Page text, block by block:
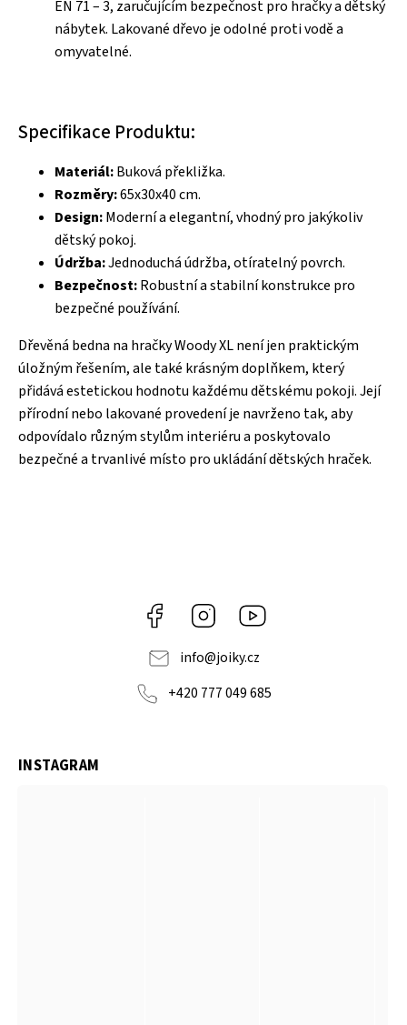
EN 71 – 3, zaručujícím bezpečnost pro hračky a dětský
nábytek. Lakované dřevo je odolné proti vodě a
omyvatelné.
Specifikace Produktu:
Materiál:Buková překližka.
Rozměry:65x30x40 cm.
Design:Moderní a elegantní, vhodný pro jakýkoliv
dětský pokoj.
Údržba:Jednoduchá údržba, otíratelný povrch.
Bezpečnost:Robustní a stabilní konstrukce pro
bezpečné používání.
Dřevěná bedna na hračky Woody XL není jen praktickým
úložným řešením, ale také krásným doplňkem, který
přidává estetickou hodnotu každému dětskému pokoji. Její
přírodní nebo lakované provedení je navrženo tak, aby
odpovídalo různým stylům interiéru a poskytovalo
bezpečné a trvanlivé místo pro ukládání dětských hraček.
Facebook Instagram
info@joiky.cz
+420 777 049 685
INSTAGRAM